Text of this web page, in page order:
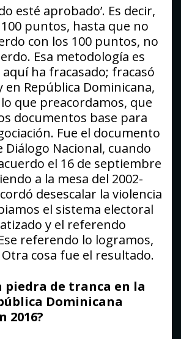
esté aprobado’. Es decir,
puntos, hasta que no
con los 100 puntos, no
Esa metodología es
ha fracasado; fracasó
en República Dominicana,
que preacordamos, que
documentos base para
Fue el documento
Diálogo Nacional, cuando
el 16 de septiembre
a la mesa del 2002-
desescalar la violencia
el sistema electoral
y el referendo
referendo lo logramos,
cosa fue el resultado.
piedra de tranca en la
Dominicana
2016?